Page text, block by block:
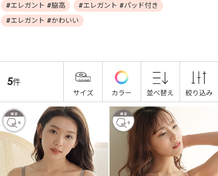
#エレガント #脇高
#エレガント #パッド付き
#エレガント #かわいい
5件
絞り込み
カラー
サイズ 並べ替え